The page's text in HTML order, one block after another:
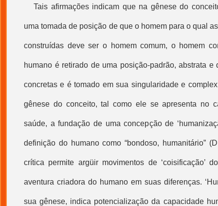
Tais afirmações indicam que na gênese do
uma tomada de posição de que o homem para o qual
construídas deve ser o homem comum, o homem
humano é retirado de uma posição-padrão, abstrata e
concretas e é tomado em sua singularidade e
gênese do conceito, tal como ele se apresenta no
saúde, a fundação de uma concepção de ‘
definição do humano como “bondoso, humanitário”
crítica permite argüir movimentos de ‘coisificação’
aventura criadora do humano em suas diferenças. ‘
sua gênese, indica potencialização da capacidade